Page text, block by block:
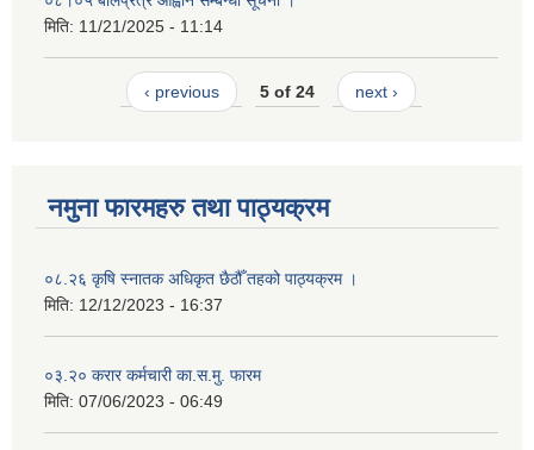
मिति: 11/21/2025 - 11:14
‹ previous 5 of 24 next ›
नमुना फारमहरु तथा पाठ्यक्रम
०८.२६ कृषि स्‍नातक अधिकृत छैठौँ तहको पाठ्यक्रम ।
मिति: 12/12/2023 - 16:37
०३.२० करार कर्मचारी का.स.मु. फारम
मिति: 07/06/2023 - 06:49